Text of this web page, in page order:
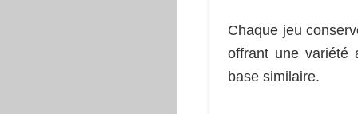
Chaque jeu
offrant une variété
base similaire.